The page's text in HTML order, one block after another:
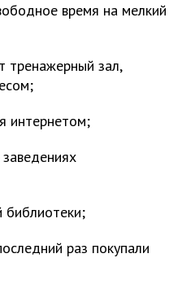
время на мелкий
тренажерный зал,
интернетом;
раз покупали